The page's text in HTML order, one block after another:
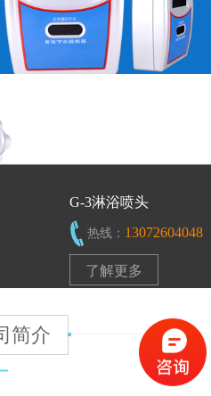
G-3淋浴喷头
热线： 13072604048
了解更多
简介